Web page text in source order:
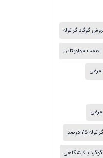
گوگرد گرانوله
قیمت سولوپتاس
75 درصد
پالایشگاهی